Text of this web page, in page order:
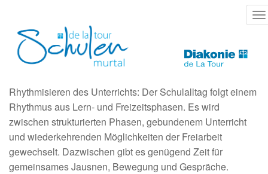
Inhalt
Rhythmisieren des Unterrichts: Der Schulalltag folgt einem
Rhythmus aus Lern- und Freizeitsphasen. Es wird
zwischen strukturierten Phasen, gebundenem Unterricht
und wiederkehrenden Möglichkeiten der Freiarbeit
gewechselt. Dazwischen gibt es genügend Zeit für
gemeinsames Jausnen, Bewegung und Gespräche.